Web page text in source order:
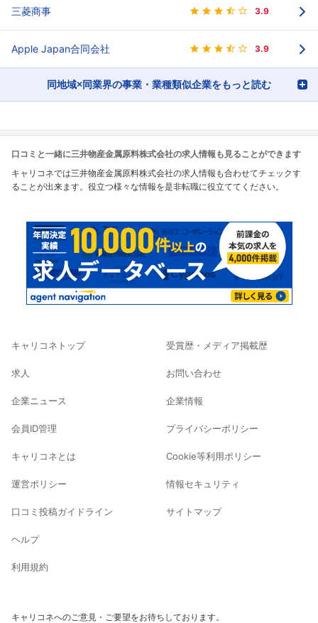
三菱商事 3.9
Apple Japan合同会社 3.9
同地域×同業界の事業・業種類似企業をもっと読む
口コミと一緒に三井物産金属原料株式会社の求人情報も見ることができます
キャリコネでは三井物産金属原料株式会社の求人情報も合わせてチェックす
ることが出来ます。役立つ様々な情報を是非転職に役立ててください。
キャリコネトップ
求人
企業ニュース
会員ID管理
キャリコネとは
運営ポリシー
口コミ投稿ガイドライン
ヘルプ
利用規約
受賞歴・メディア掲載歴
お問い合わせ
企業情報
プライバシーポリシー
Cookie等利用ポリシー
情報セキュリティ
サイトマップ
キャリコネへのご意見・ご要望をお待ちしております。